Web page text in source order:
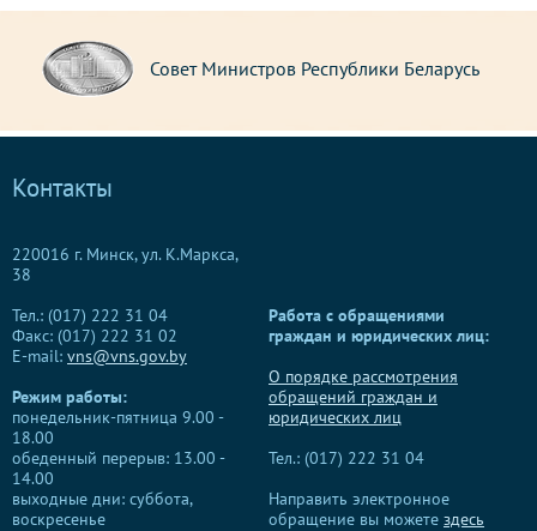
Совет Министров Республики Беларусь
Контакты
220016 г. Минск, ул. К.Маркса,
38
Тел.: (017) 222 31 04
Факс: (017) 222 31 02
E-mail: vns@vns.gov.by
Режим работы:
понедельник-пятница 9.00 -
18.00
обеденный перерыв: 13.00 -
14.00
выходные дни: суббота,
воскресенье
Работа с обращениями
граждан и юридических лиц:
О порядке рассмотрения
обращений граждан и
юридических лиц
Тел.: (017) 222 31 04
Направить электронное
обращение вы можете здесь